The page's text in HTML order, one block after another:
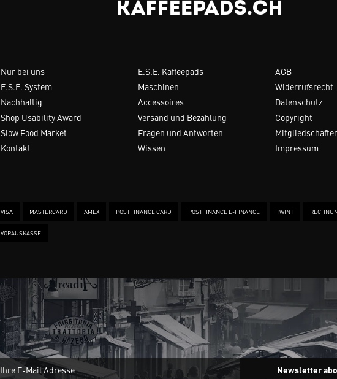
Nur bei uns
E.S.E. System
Nachhaltig
Shop Usability Award
Slow Food Market
Kontakt
E.S.E. Kaffeepads
Maschinen
Accessoires
Versand und Bezahlung
Fragen und Antworten
Wissen
AGB
Widerrufsrecht
Datenschutz
Copyright
Impressum
VISA MASTERCARD AMEX POSTFINANCE CARD POSTFINANCE E-FINANCE TWINT
VORAUSKASSE
Newsletter